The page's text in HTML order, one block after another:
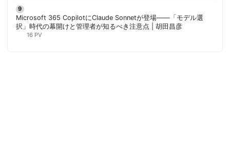
Microsoft 365 CopilotにClaude Sonnetが登場——「モデル選
択」時代の幕開けと管理者が知るべき注意点 | 胡田昌彦
16 PV